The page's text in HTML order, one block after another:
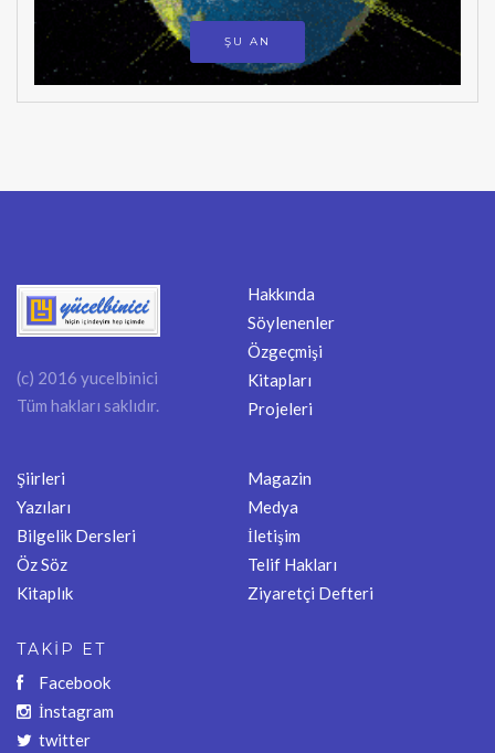
ŞU AN
(c) 2016 yucelbinici
Tüm hakları saklıdır.
Hakkında
Söylenenler
Özgeçmişi
Kitapları
Projeleri
Şiirleri
Yazıları
Bilgelik Dersleri
Öz Söz
Kitaplık
Magazin
Medya
İletişim
Telif Hakları
Ziyaretçi Defteri
TAKİP ET
Facebook
İnstagram
twitter